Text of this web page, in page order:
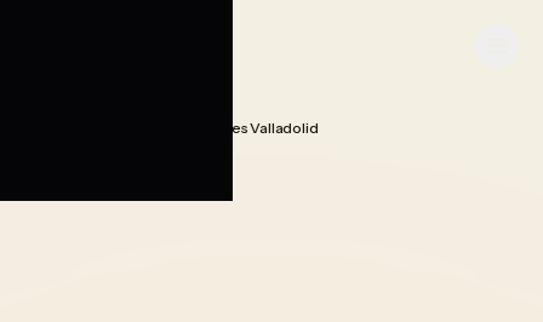
Publicidad Meta Ads Hoteles Valladolid